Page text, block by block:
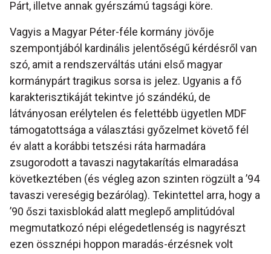
Párt, illetve annak gyérszámú tagsági köre.
Vagyis a Magyar Péter-féle kormány jövője
szempontjából kardinális jelentőségű kérdésről van
szó, amit a rendszerváltás utáni első magyar
kormánypárt tragikus sorsa is jelez. Ugyanis a fő
karakterisztikáját tekintve jó szándékú, de
látványosan erélytelen és felettébb ügyetlen MDF
támogatottsága a választási győzelmet követő fél
év alatt a korábbi tetszési ráta harmadára
zsugorodott a tavaszi nagytakarítás elmaradása
következtében (és végleg azon szinten rögzült a ’94
tavaszi vereségig bezárólag). Tekintettel arra, hogy a
’90 őszi taxisblokád alatt meglepő amplitúdóval
megmutatkozó népi elégedetlenség is nagyrészt
ezen össznépi hoppon maradás-érzésnek volt